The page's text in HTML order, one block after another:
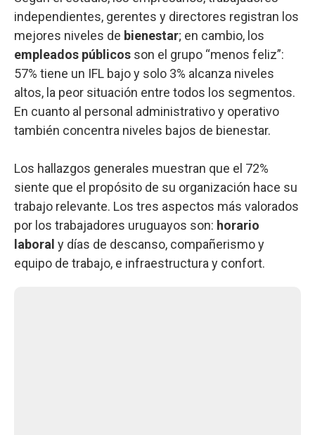
independientes, gerentes y directores registran los
mejores niveles de bienestar; en cambio, los
empleados públicos son el grupo “menos feliz”:
57% tiene un IFL bajo y solo 3% alcanza niveles
altos, la peor situación entre todos los segmentos.
En cuanto al personal administrativo y operativo
también concentra niveles bajos de bienestar.
Los hallazgos generales muestran que el 72%
siente que el propósito de su organización hace su
trabajo relevante. Los tres aspectos más valorados
por los trabajadores uruguayos son: horario
laboral y días de descanso, compañerismo y
equipo de trabajo, e infraestructura y confort.